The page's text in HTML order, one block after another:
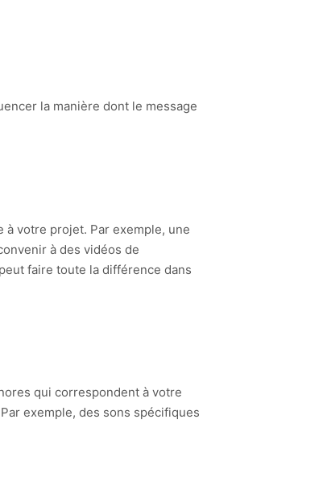
la manière dont le message
à votre projet. Par exemple, une
à des vidéos de
faire toute la différence dans
qui correspondent à votre
exemple, des sons spécifiques